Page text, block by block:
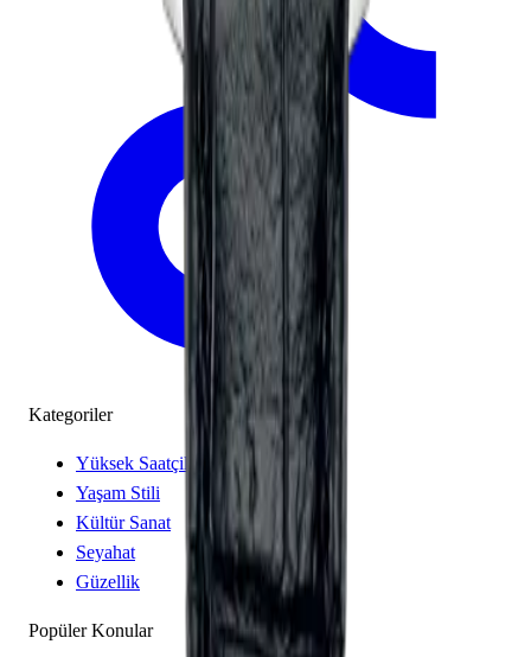
Kategoriler
Yüksek Saatçilik
Yaşam Stili
Kültür Sanat
Seyahat
Güzellik
Popüler Konular